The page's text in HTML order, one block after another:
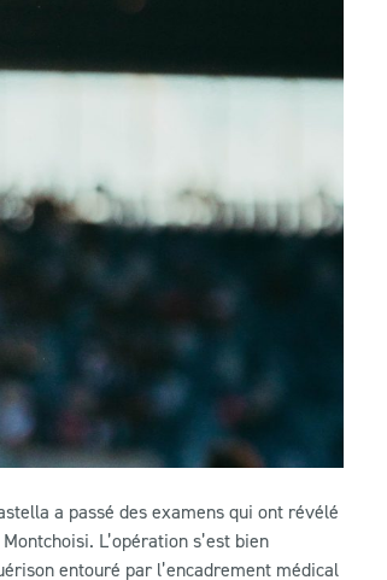
a passé des examens qui ont révélé
L’opération s’est bien
entouré par l’encadrement médical